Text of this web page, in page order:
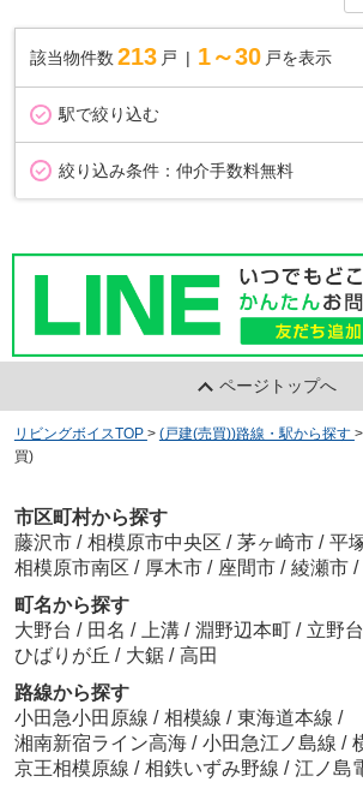
該当物件数 213 戸 1～30 戸を表示
駅で絞り込む
絞り込み条件： 仲介手数料無料
ページトップへ
リビングボイスTOP > (戸建(売買))路線・駅から探す >
買)
市区町村から探す
藤沢市 / 相模原市中央区 / 茅ヶ崎市 / 平
相模原市南区 / 厚木市 / 座間市 / 綾瀬市 /
町名から探す
大野台 / 田名 / 上溝 / 淵野辺本町 / 立野台
ひばりが丘 / 大鋸 / 高田
路線から探す
小田急小田原線 / 相模線 / 東海道本線 /
湘南新宿ライン高海 / 小田急江ノ島線 /
京王相模原線 / 相鉄いずみ野線 / 江ノ島